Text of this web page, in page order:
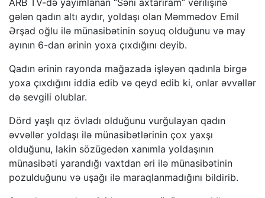
gələn qadın altı aydır, yoldaşı olan Məmmədov Emil
Ərşad oğlu ilə münasibətinin soyuq olduğunu və may
ayının 6-dan ərinin yoxa çıxdığını deyib.
Qadın ərinin rayonda mağazada işləyən qadınla birgə
yoxa çıxdığını iddia edib və qeyd edib ki, onlar əvvəllər
də sevgili olublar.
Dörd yaşlı qız övladı olduğunu vurğulayan qadın
əvvəllər yoldaşı ilə münasibətlərinin çox yaxşı
olduğunu, lakin sözügedən xanımla yoldaşının
münasibəti yarandığı vaxtdan əri ilə münasibətinin
pozulduğunu və uşağı ilə maraqlanmadığını bildirib.